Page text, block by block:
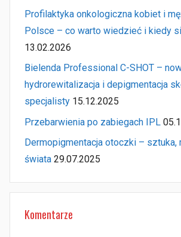
Profilaktyka onkologiczna kobiet i
Polsce – co warto wiedzieć i kiedy
13.02.2026
Bielenda Professional C-SHOT –
hydrorewitalizacja i depigmentacja
specjalisty 15.12.2025
Przebarwienia po zabiegach IPL
Dermopigmentacja otoczki – sztuka,
świata 29.07.2025
Komentarze